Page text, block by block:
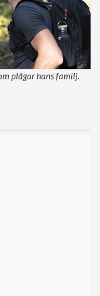
plågar hans familj.